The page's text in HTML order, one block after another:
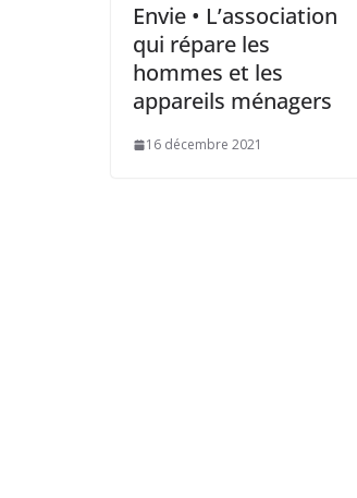
Envie • L’association
qui répare les
hommes et les
appareils ménagers
16 décembre 2021